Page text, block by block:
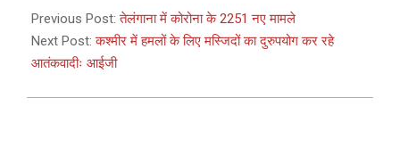
04-
12
Previous Post:तेलंगाना में कोरोना के 2251 नए मामले
Next Post:कश्मीर में हमलों के लिए मस्जिदों का दुरुपयोग कर रहे
आतंकवादीः आईजी